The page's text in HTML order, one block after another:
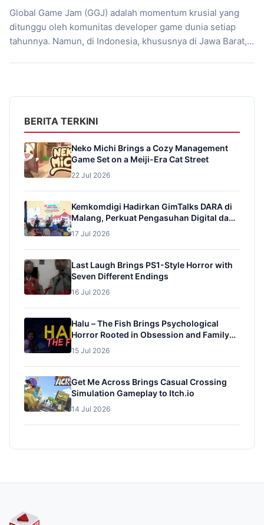
BERITA TERKINI
Neko Michi Brings a Cozy Management
Game Set on a Meiji-Era Cat Street
22 Jul 2026
Kemkomdigi Hadirkan GimTalks DARA di
Malang, Perkuat Pengasuhan Digital dan
Pencegahan Adiksi Gim pada Anak
17 Jul 2026
Last Laugh Brings PS1-Style Horror with
Seven Different Endings
16 Jul 2026
Halu – The Fish Brings Psychological
Horror Rooted in Obsession and Family
Trauma
15 Jul 2026
Get Me Across Brings Casual Crossing
Simulation Gameplay to Itch.io
14 Jul 2026
Global Game Jam (GGJ) adalah momentum krusial yang
ditunggu oleh komunitas developer game dunia setiap
tahunnya. Namun, di Indonesia, khususnya di Jawa Barat,
karena registrasi untuk Global Game Jam Bandung